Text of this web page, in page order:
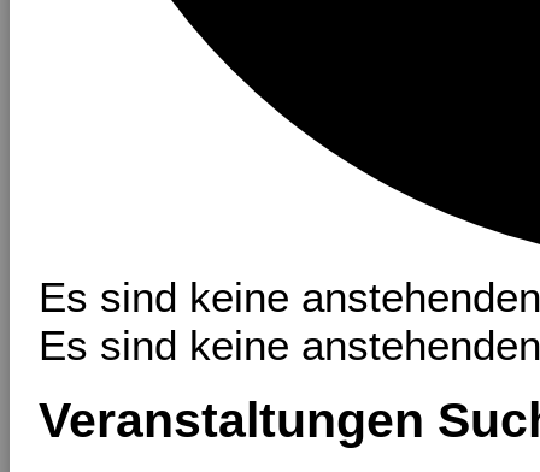
Es sind keine
Es sind keine
Veranstaltungen